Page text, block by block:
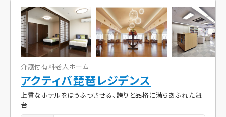
介護付有料老人ホーム
アクティバ琵琶レジデンス
上質なホテルをほうふつさせる、誇りと品格に満ちあふれた舞
台